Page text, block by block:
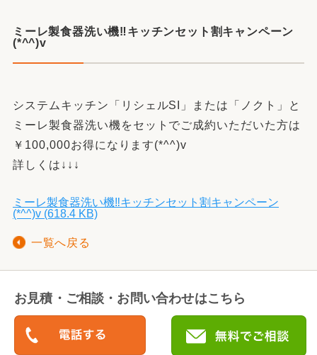
ミーレ製食器洗い機‼キッチンセット割キャンペーン
(*^^)v
システムキッチン「リシェルSI」または「ノクト」と
ミーレ製食器洗い機をセットでご成約いただいた方は
￥100,000お得になります(*^^)v
詳しくは↓↓↓
ミーレ製食器洗い機‼キッチンセット割キャンペーン
(*^^)v (618.4 KB)
一覧へ戻る
お見積・ご相談・お問い合わせはこちら